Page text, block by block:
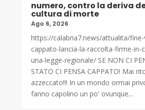
numero, contro la deriva
cultura di morte
Ago 6, 2026
https://calabria7.news/attualita/
cappato-lancia-la-raccolta-firme-in-
una-legge-regionale/ SE NON CI
STATO CI PENSA CAPPATO! Mai
azzeccato!!! In un mondo ormai
fanno capolino un po' ovunque...